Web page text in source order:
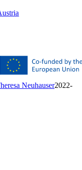
Neuhauser2022-